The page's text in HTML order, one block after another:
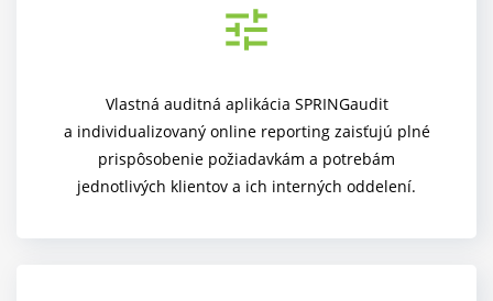
tune
Vlastná auditná aplikácia SPRINGaudit
a individualizovaný online reporting zaisťujú plné
prispôsobenie požiadavkám a potrebám
jednotlivých klientov a ich interných oddelení.